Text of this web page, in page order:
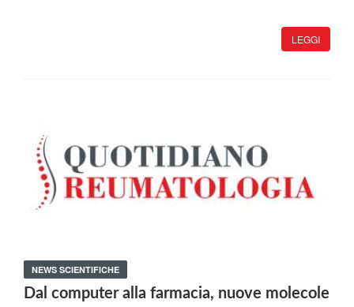
LEGGI
NEWS SCIENTIFICHE
Dal computer alla farmacia, nuove molecole